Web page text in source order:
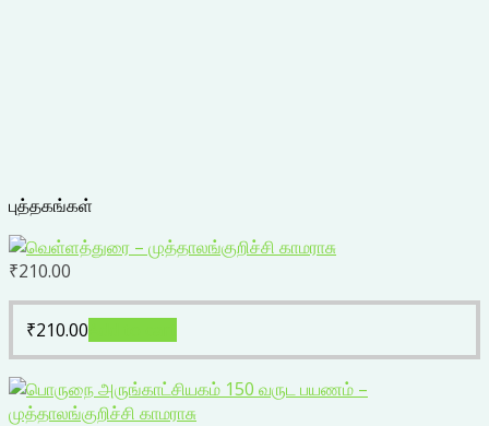
புத்தகங்கள்
₹210.00
₹210.00